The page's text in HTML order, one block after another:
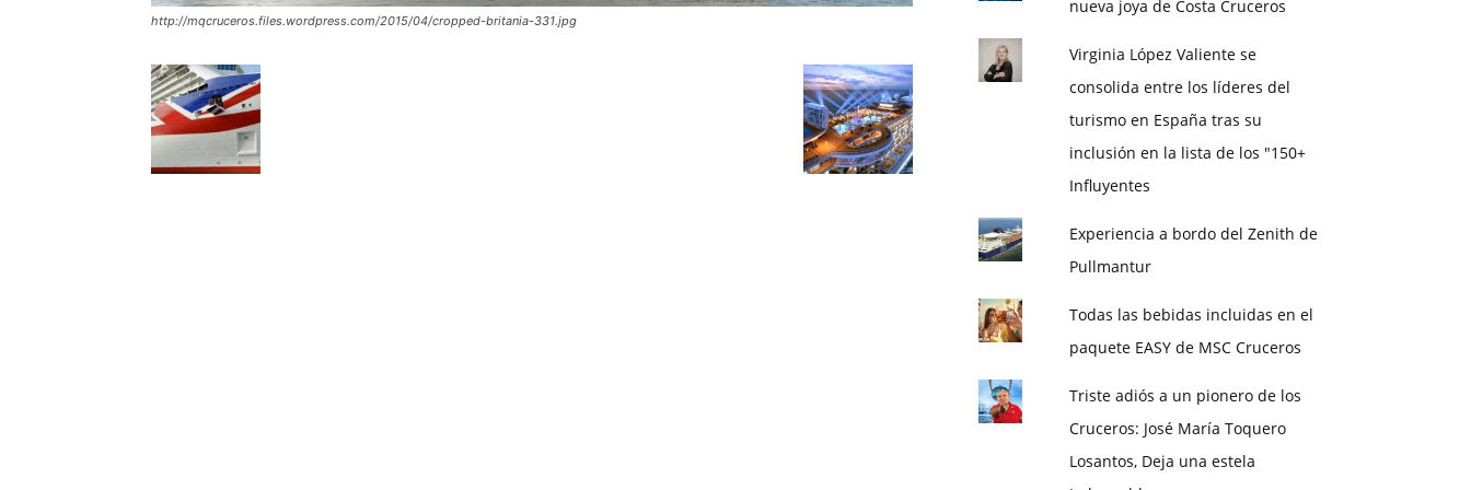
http://mqcruceros.files.wordpress.com/2015/04/cropped-britania-331.jpg
nueva joya de Costa Cruceros
Virginia López Valiente se
consolida entre los líderes del
turismo en España tras su
inclusión en la lista de los "150+
Influyentes
Experiencia a bordo del Zenith de
Pullmantur
Todas las bebidas incluidas en el
paquete EASY de MSC Cruceros
Triste adiós a un pionero de los
Cruceros: José María Toquero
Losantos, Deja una estela